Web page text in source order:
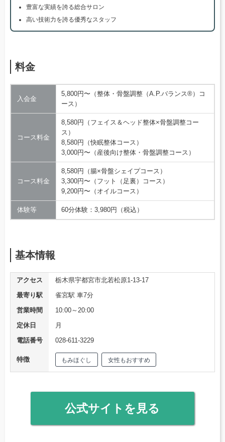
豊富な実績を誇る総合サロン
高い技術力を誇る優秀なスタッフ
料金
入会金
5,800円〜（整体・骨盤調整（A.P.バランス®）コ
ース）
コース料金
8,580円（フェイス＆ヘッド整体×骨盤調整コー
ス）
8,580円（快眠整体コース）
3,000円〜（産後向け整体・骨盤調整コース）
コース料金
8,580円（腸×骨盤シェイプコース）
3,300円〜（フット（足裏）コース）
9,200円〜（オイルコース）
体験等 60分体験：3,980円（税込）
基本情報
アクセス
栃木県宇都宮市北若松原1-13-17
最寄り駅
雀宮駅 車7分
営業時間
10:00～20:00
定休日
月
電話番号
028-611-3229
特徴 もみほぐし 女性もおすすめ
公式サイトを見る